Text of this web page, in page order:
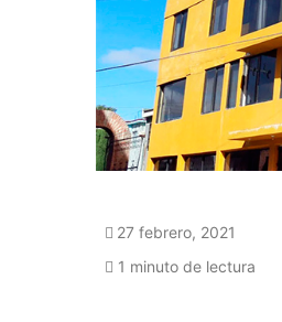
27 febrero, 2021
1 minuto de lectura